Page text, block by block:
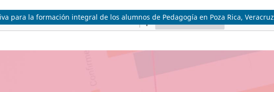
para la formación integral de los alumnos de Pedagogía en Poza Rica, Veracruz